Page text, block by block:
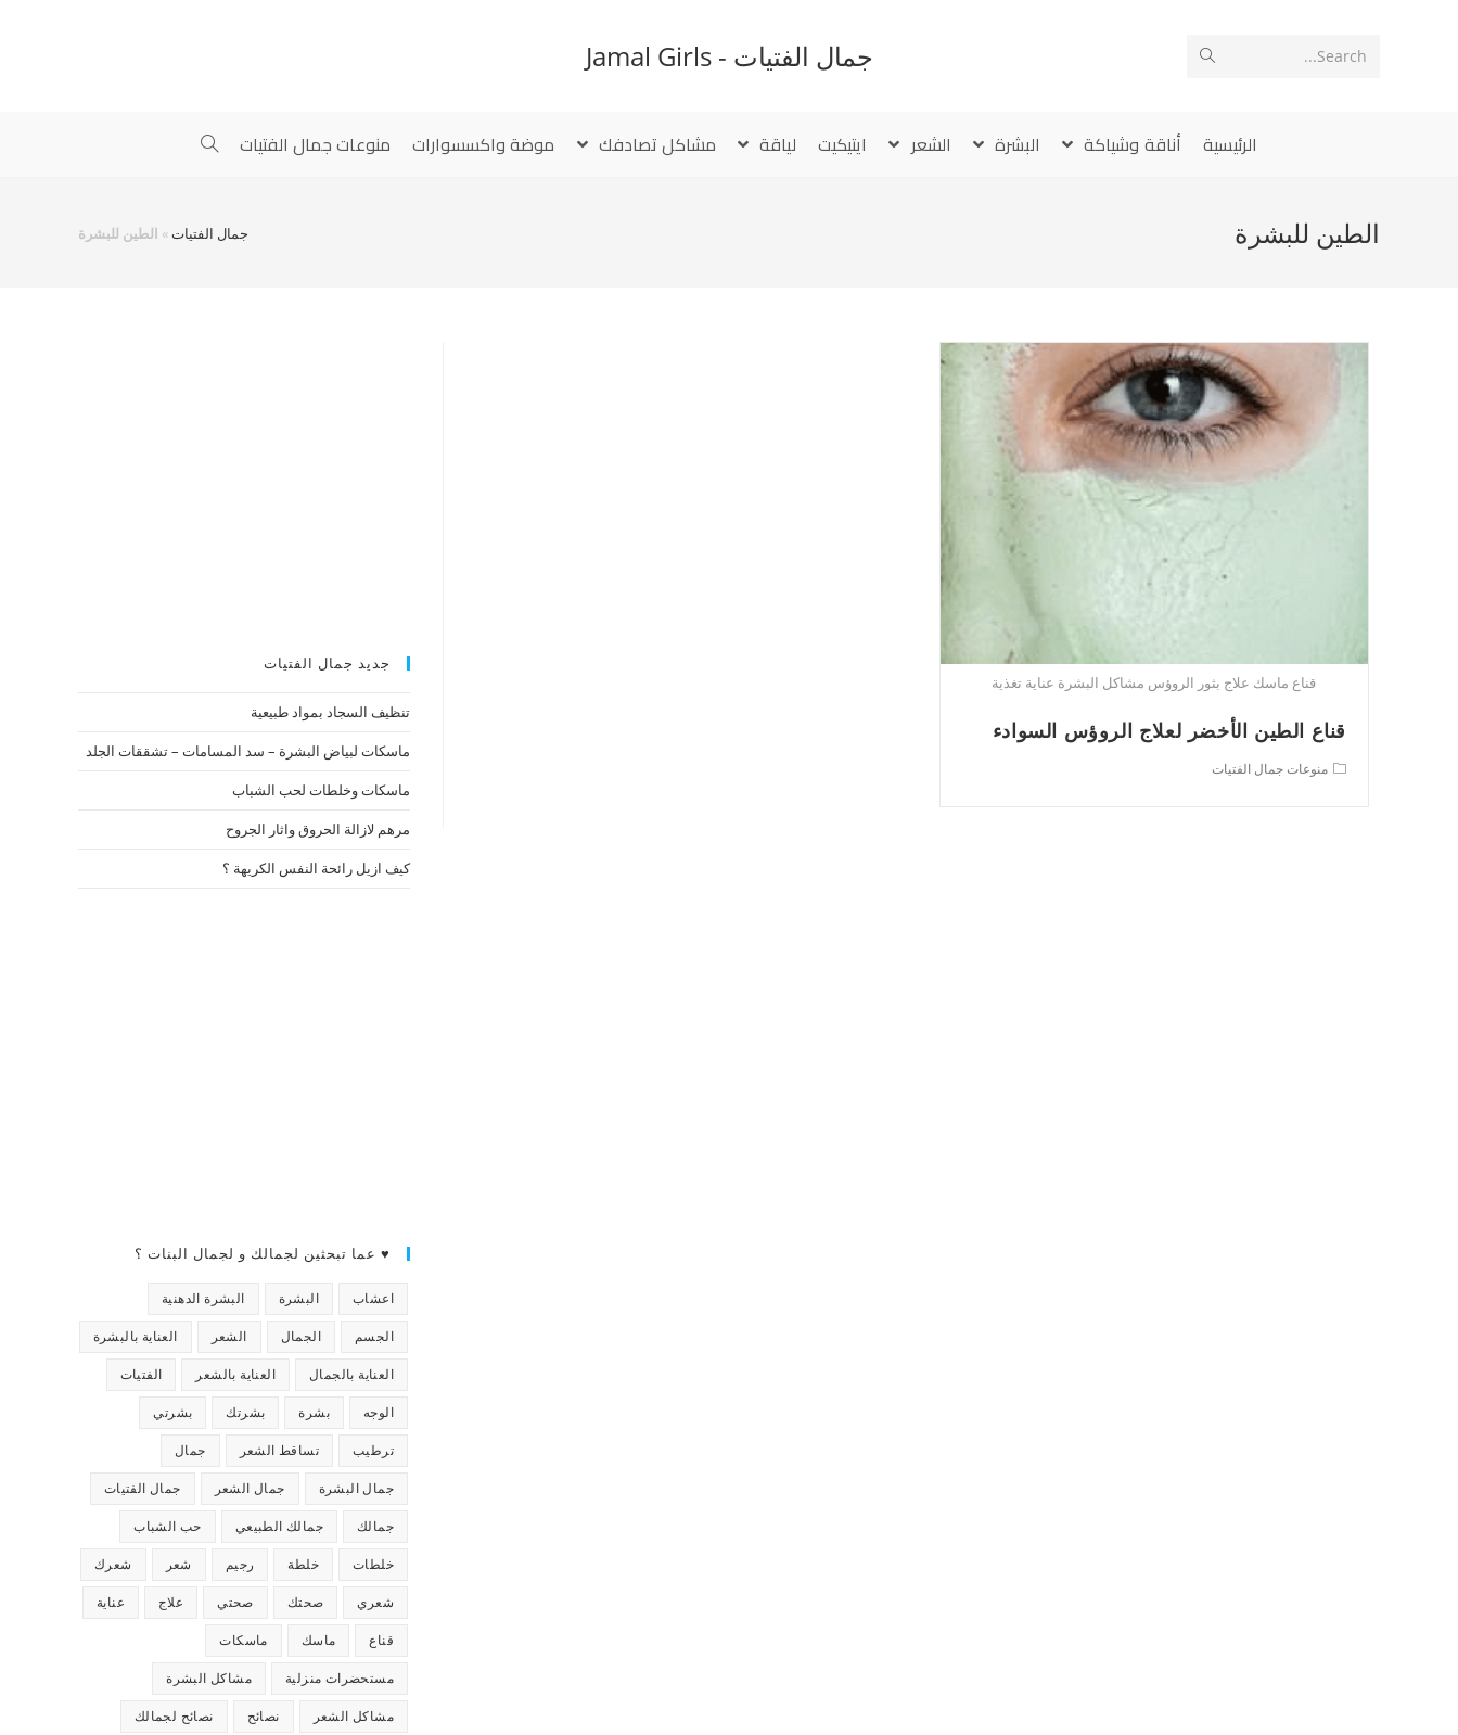
Search... جمال الفتيات - Jamal Girls
الرئيسية أناقة وشياكة البشرة الشعر ايتيكيت لياقة مشاكل تصادفك موضة واكسسوارات منوعات جمال الفتيات
الطين للبشرة جمال الفتيات» الطين للبشرة
قناع ماسك علاج بثور الروؤس مشاكل البشرة عناية تغذية
قناع الطين الأخضر لعلاج الروؤس السوادء
Postمنوعات جمال الفتيات
جديد جمال الفتيات
تنظيف السجاد بمواد طبيعية
ماسكات لبياض البشرة – سد المسامات – تشققات الجلد
ماسكات وخلطات لحب الشباب
مرهم لازالة الحروق واثار الجروح
كيف ازيل رائحة النفس الكريهة ؟
♥ عما تبحثين لجمالك و لجمال البنات ؟
اعشاب البشرة البشرة الدهنية
الجسم الجمال الشعر العناية بالبشرة
العناية بالجمال العناية بالشعر الفتيات
الوجه بشرة بشرتك بشرتي
ترطيب تساقط الشعر جمال
جمال البشرة جمال الشعر جمال الفتيات
جمالك جمالك الطبيعي حب الشباب
خلطات خلطة رجيم شعر شعرك
شعري صحتك صحتي علاج عناية
قناع ماسك ماسكات
مستحضرات منزلية مشاكل البشرة
مشاكل الشعر نصائح نصائح لجمالك